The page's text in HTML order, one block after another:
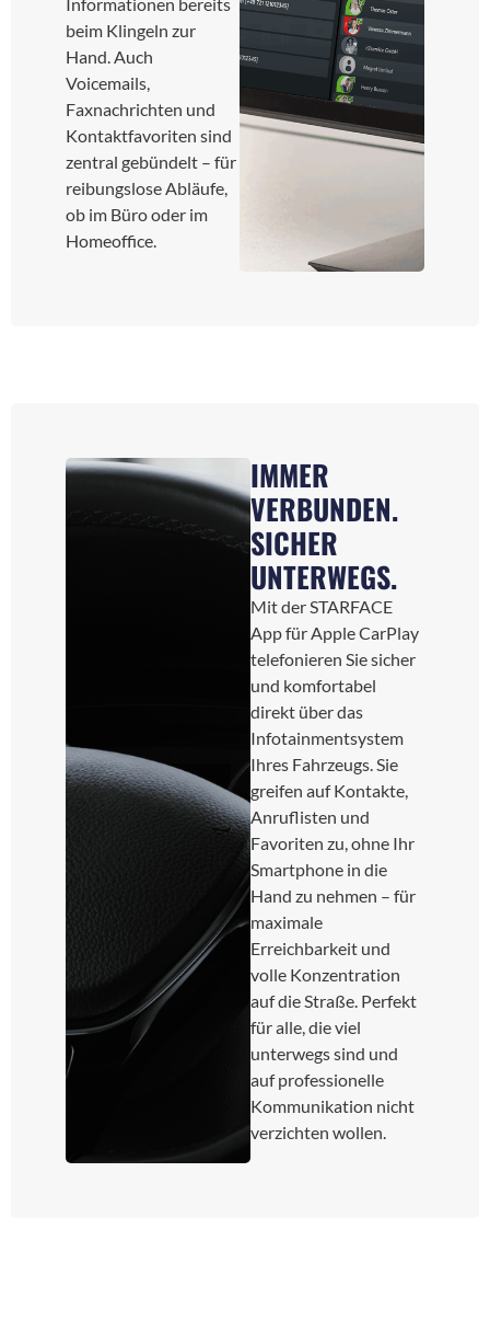
Informationen bereits
beim Klingeln zur
Hand. Auch
Voicemails,
Faxnachrichten und
Kontaktfavoriten sind
zentral gebündelt – für
reibungslose Abläufe,
ob im Büro oder im
Homeoffice.
IMMER
VERBUNDEN.
SICHER
UNTERWEGS.
Mit der STARFACE
App für Apple CarPlay
telefonieren Sie sicher
und komfortabel
direkt über das
Infotainmentsystem
Ihres Fahrzeugs. Sie
greifen auf Kontakte,
Anruflisten und
Favoriten zu, ohne Ihr
Smartphone in die
Hand zu nehmen – für
maximale
Erreichbarkeit und
volle Konzentration
auf die Straße. Perfekt
für alle, die viel
unterwegs sind und
auf professionelle
Kommunikation nicht
verzichten wollen.